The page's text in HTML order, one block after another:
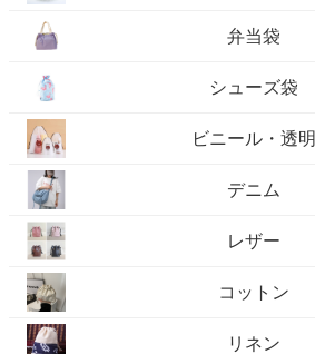
弁当袋
シューズ袋
ビニール・透明
デニム
レザー
コットン
リネン